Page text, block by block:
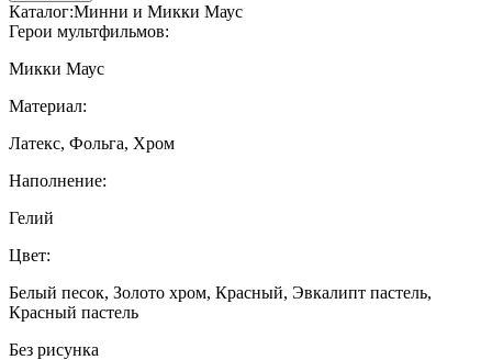
Каталог:Минни и Микки Маус
Герои мультфильмов:
Микки Маус
Материал:
Латекс, Фольга, Хром
Наполнение:
Гелий
Цвет:
Белый песок, Золото хром, Красный, Эвкалипт пастель,
Красный пастель
Без рисунка